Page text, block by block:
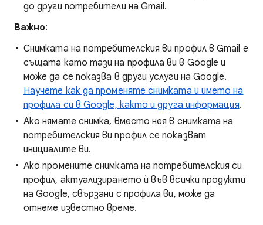
до други потребители на Gmail.
Важно:
Снимката на потребителския ви профил в Gmail е
същата като тази на профила ви в Google и
може да се показва в други услуги на Google.
Научете как да променяте снимката и името на
профила си в Google, както и друга информация.
Ако нямате снимка, вместо нея в снимката на
потребителския ви профил се показват
инициалите ви.
Ако промените снимката на потребителския си
профил, актуализирането ѝ във всички продукти
на Google, свързани с профила ви, може да
отнеме известно време.